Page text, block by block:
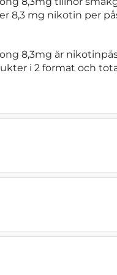
mg nikotin per
8,3mg är
i 2 format och